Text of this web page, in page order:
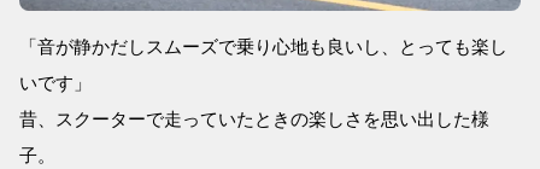
「音が静かだしスムーズで乗り心地も良いし、とっても楽し
いです」
昔、スクーターで走っていたときの楽しさを思い出した様
子。